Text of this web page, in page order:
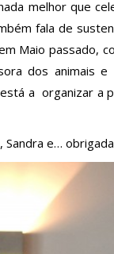
melhor que
fala de
Maio passado,
dos animais
a organizar a
e…